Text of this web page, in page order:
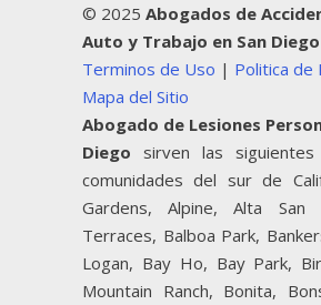
© 2025 Abogados de
Auto y Trabajo en San Diego
Terminos de Uso | Politica de
Mapa del Sitio
Abogado de Lesiones
Diego sirven las
comunidades del sur de
Gardens, Alpine, Alta San
Terraces, Balboa Park,
Logan, Bay Ho, Bay Park,
Mountain Ranch, Bonita,